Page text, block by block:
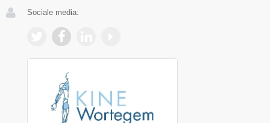
Sociale media: